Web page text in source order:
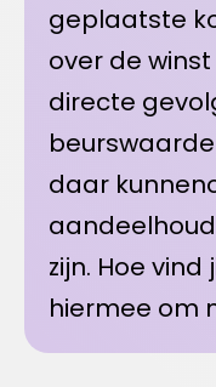
geplaatste
over de
directe
daar
zijn. Hoe
hiermee om